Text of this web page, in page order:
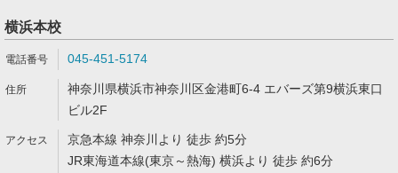
横浜本校
045-451-5174
神奈川県横浜市神奈川区金港町6-4 エバーズ第9横浜東口
ビル2F
京急本線 神奈川より 徒歩 約5分
JR東海道本線(東京～熱海) 横浜より 徒歩 約6分